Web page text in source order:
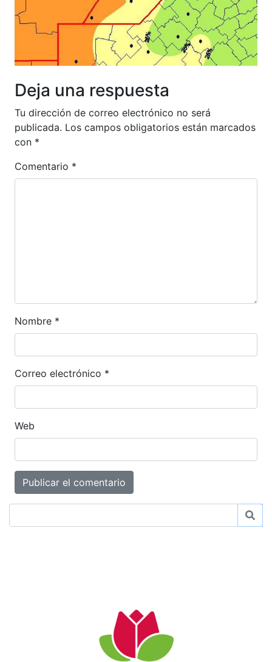
Deja una respuesta
Tu dirección de correo electrónico no será
publicada. Los campos obligatorios están marcados
con *
Comentario *
Nombre *
Correo electrónico *
Web